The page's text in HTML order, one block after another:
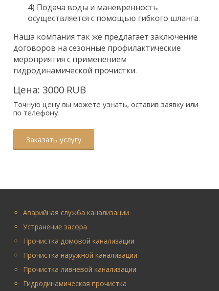
4) Подача воды и маневренность
осуществляется с помощью гибкого шланга.
Наша компания так же предлагает заключение
договоров на сезонные профилактические
мероприятия с применением
гидродинамической прочистки.
Цена: 3000 RUB
Точную цену вы можете узнать, оставив заявку или
по телефону.
Заказать услугу
Аварийная служба канализации
Устранение засора
Прочистка домовой канализации
Прочистка наружной канализации
Прочистка ливневой канализации
Гидродинамическая прочистка